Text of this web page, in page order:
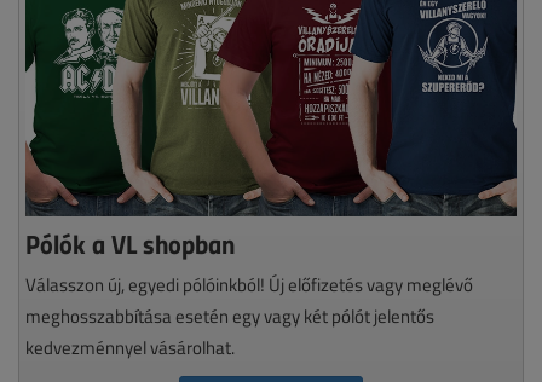
Pólók a VL shopban
Válasszon új, egyedi pólóinkból! Új előfizetés vagy meglévő
meghosszabbítása esetén egy vagy két pólót jelentős
kedvezménnyel vásárolhat.